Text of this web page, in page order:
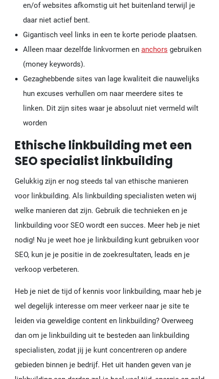
en/of websites afkomstig uit het buitenland terwijl je
daar niet actief bent.
Gigantisch veel links in een te korte periode plaatsen.
Alleen maar dezelfde linkvormen en anchors gebruiken
(money keywords).
Gezaghebbende sites van lage kwaliteit die nauwelijks
hun excuses verhullen om naar meerdere sites te
linken. Dit zijn sites waar je absoluut niet vermeld wilt
worden
Ethische linkbuilding met een
SEO specialist linkbuilding
Gelukkig zijn er nog steeds tal van ethische manieren
voor linkbuilding. Als linkbuilding specialisten weten wij
welke manieren dat zijn. Gebruik die technieken en je
linkbuilding voor SEO wordt een succes. Meer heb je niet
nodig! Nu je weet hoe je linkbuilding kunt gebruiken voor
SEO, kun je je positie in de zoekresultaten, leads en je
verkoop verbeteren.
Heb je niet de tijd of kennis voor linkbuilding, maar heb je
wel degelijk interesse om meer verkeer naar je site te
leiden via geweldige content en linkbuilding? Overweeg
dan om je linkbuilding uit te besteden aan linkbuilding
specialisten, zodat jij je kunt concentreren op andere
gebieden binnen je bedrijf. Het uit handen geven van je